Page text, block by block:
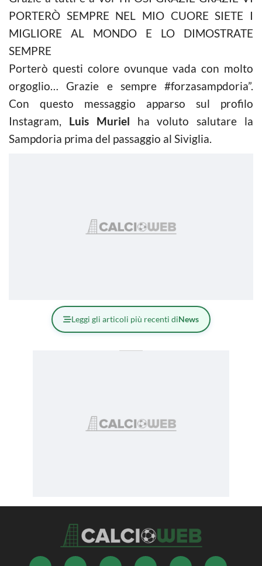
PORTERÒ SEMPRE NEL MIO CUORE SIETE I
MIGLIORE AL MONDO E LO DIMOSTRATE
SEMPRE
Porterò questi colore ovunque vada con molto
orgoglio… Grazie e sempre #forzasampdoria”.
Con questo messaggio apparso sul profilo
Instagram, Luis Muriel ha voluto salutare la
Sampdoria prima del passaggio al Siviglia.
Leggi gli articoli più recenti diNews